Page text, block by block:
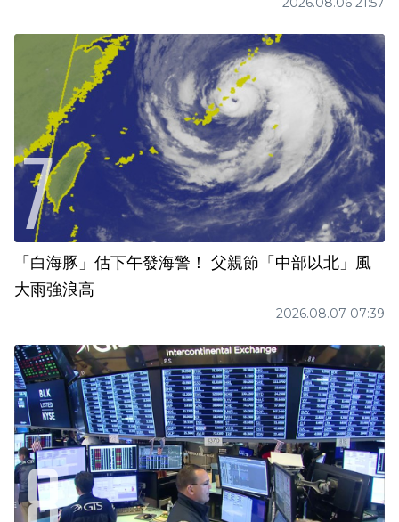
「白海豚」估下午發海警！ 父親節「中部以北」風
大雨強浪高
2026.08.07 07:39